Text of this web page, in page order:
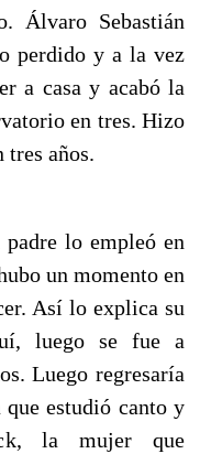
Álvaro Sebastián
perdido y a la vez
a casa y acabó la
en tres. Hizo
tres años.
lo empleó en
un momento en
Así lo explica su
luego se fue a
Luego regresaría
que estudió canto y
la mujer que